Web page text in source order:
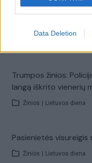
Data Deletion
Kraupus
Trumpos žinios:
langą iškrito vienerių
Žinios Lietuvos diena
Pasienietės visureigis
Žinios Lietuvos diena